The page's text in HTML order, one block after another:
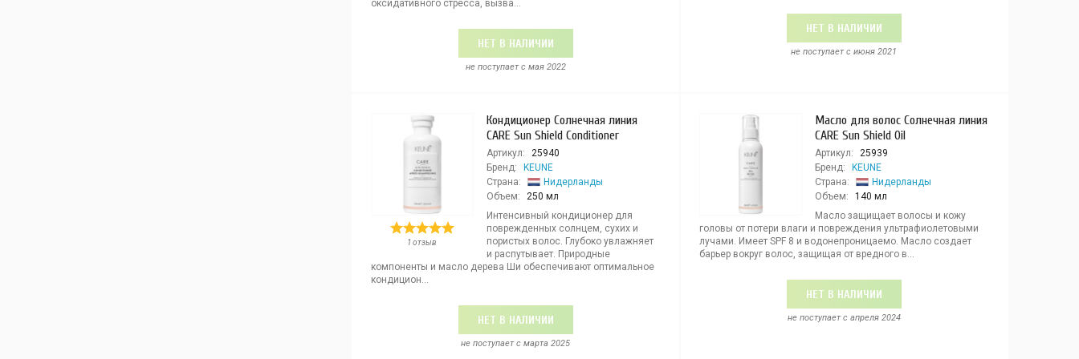
оксидативного стресса, вызва...
НЕТ В НАЛИЧИИ
не поступает c мая 2022
НЕТ В НАЛИЧИИ
не поступает c июня 2021
1 отзыв
Кондиционер Солнечная линия
CARE Sun Shield Conditioner
Артикул:
25940
Бренд:
KEUNE
Страна:
Нидерланды
Объем:
250 мл
Интенсивный кондиционер для
поврежденных солнцем, сухих и
пористых волос. Глубоко увлажняет
и распутывает. Природные
компоненты и масло дерева Ши обеспечивают оптимальное
кондицион...
НЕТ В НАЛИЧИИ
не поступает c марта 2025
Масло для волос Солнечная линия
CARE Sun Shield Oil
Артикул:
25939
Бренд:
KEUNE
Страна:
Нидерланды
Объем:
140 мл
Масло защищает волосы и кожу
головы от потери влаги и повреждения ультрафиолетовыми
лучами. Имеет SPF 8 и водонепроницаемо. Масло создает
барьер вокруг волос, защищая от вредного в...
НЕТ В НАЛИЧИИ
не поступает c апреля 2024